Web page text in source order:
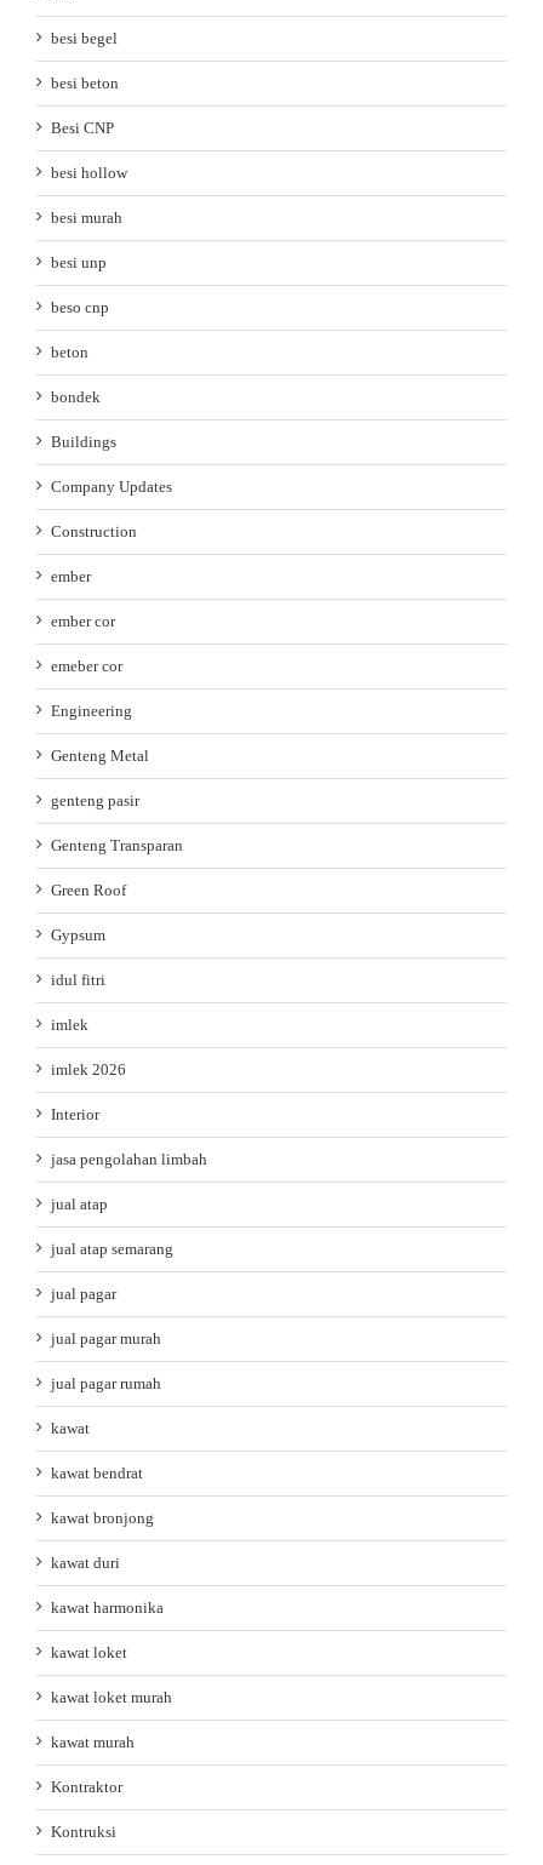
besi begel
besi beton
Besi CNP
besi hollow
besi murah
besi unp
beso cnp
beton
bondek
Buildings
Company Updates
Construction
ember
ember cor
emeber cor
Engineering
Genteng Metal
genteng pasir
Genteng Transparan
Green Roof
Gypsum
idul fitri
imlek
imlek 2026
Interior
jasa pengolahan limbah
jual atap
jual atap semarang
jual pagar
jual pagar murah
jual pagar rumah
kawat
kawat bendrat
kawat bronjong
kawat duri
kawat harmonika
kawat loket
kawat loket murah
kawat murah
Kontraktor
Kontruksi